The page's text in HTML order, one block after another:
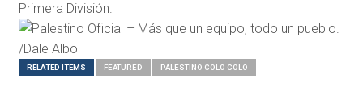
Primera División.
/Dale Albo
RELATED ITEMS FEATURED PALESTINO COLO COLO